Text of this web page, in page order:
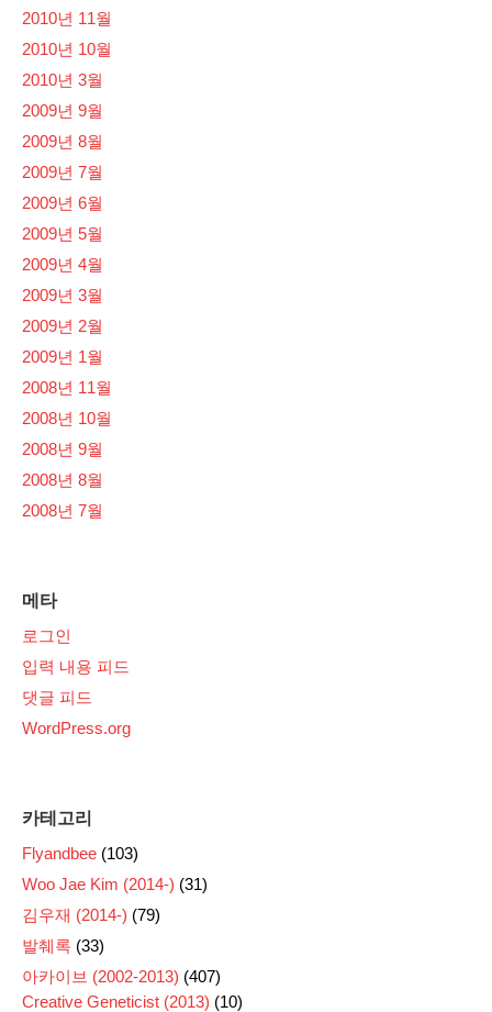
2010년 11월
2010년 10월
2010년 3월
2009년 9월
2009년 8월
2009년 7월
2009년 6월
2009년 5월
2009년 4월
2009년 3월
2009년 2월
2009년 1월
2008년 11월
2008년 10월
2008년 9월
2008년 8월
2008년 7월
메타
로그인
입력 내용 피드
댓글 피드
WordPress.org
카테고리
Flyandbee (103)
Woo Jae Kim (2014-) (31)
김우재 (2014-) (79)
발췌록 (33)
아카이브 (2002-2013) (407)
Creative Geneticist (2013) (10)